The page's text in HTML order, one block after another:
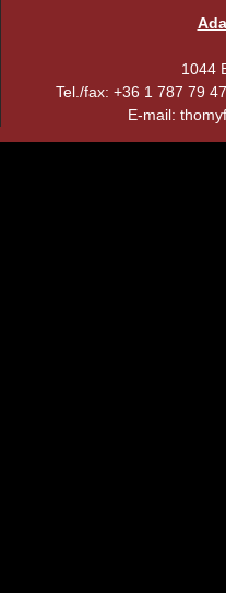
1044
Tel./fax: +36 1 787 79
E-mail: